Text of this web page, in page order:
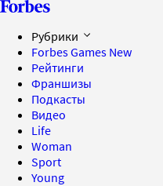
Рубрики
Forbes Games New
Рейтинги
Франшизы
Подкасты
Видео
Life
Woman
Sport
Young